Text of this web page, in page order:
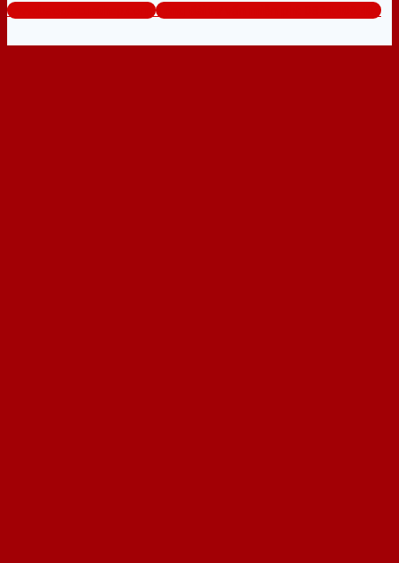
www.baogiacuathep.com Tổng đài tư vấn miễn phí: 0824.400.400